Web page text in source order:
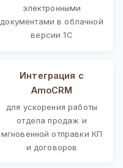
электронными
документами в облачной
версии 1С
Интеграция с
AmoCRM
для ускорения работы
отдела продаж и
мгновенной отправки КП
и договоров